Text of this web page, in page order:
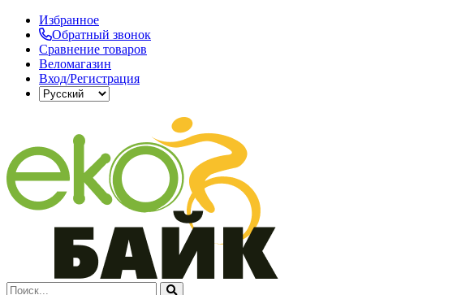
Избранное
Обратный звонок
Сравнение товаров
Веломагазин
Вход/Регистрация